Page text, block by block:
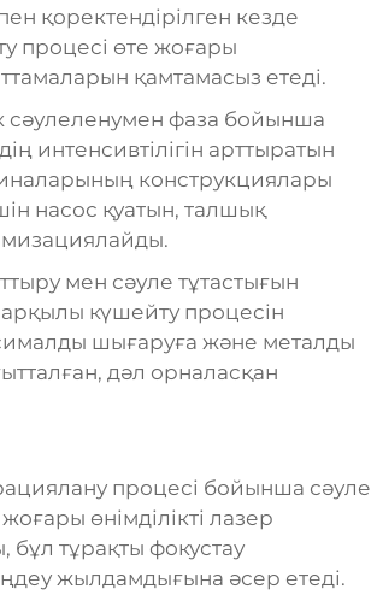
қоректендірілген кезде
процесі өте жоғары
қамтамасыз етеді.
сәулеленумен фаза бойынша
интенсивтілігін арттыратын
конструкциялары
насос қуатын, талшық
мен сәуле тұтастығын
күшейту процесін
шығаруға және металды
дәл орналасқан
процесі бойынша сәуле
өнімділікті лазер
бұл тұрақты фокустау
жылдамдығына әсер етеді.